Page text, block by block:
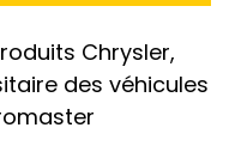
Chrysler,
des véhicules